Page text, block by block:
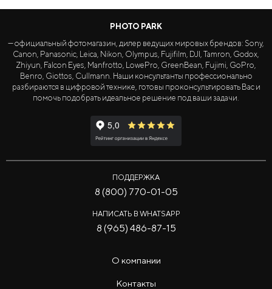
PHOTO PARK
— официальный фотомагазин, дилер ведущих мировых брендов: Sony,
Canon, Panasonic, Leica, Nikon, Olympus, Fujifilm, DJI, Tamron, Godox,
Zhiyun, Falcon Eyes, Manfrotto, LowePro, GreenBean, Fujimi, GoPro,
Benro, Giottos, Cullmann. Наши консультанты профессионально
разбираются в цифровой технике, готовы проконсультировать Вас и
помочь подобрать идеальное решение под ваши задачи.
ПОДДЕРЖКА
8 (800) 770-01-05
НАПИСАТЬ В WHATSAPP
8 (965) 486-87-15
О компании
Контакты